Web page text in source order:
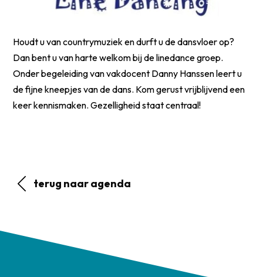
Houdt u van countrymuziek en durft u de dansvloer op?
Dan bent u van harte welkom bij de linedance groep.
Onder begeleiding van vakdocent Danny Hanssen leert u
de fijne kneepjes van de dans. Kom gerust vrijblijvend een
keer kennismaken. Gezelligheid staat centraal!
terug naar agenda